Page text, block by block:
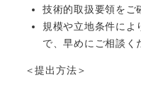
技術的取扱要領をご
規模や立地条件によ
で、早めにご相談く
＜提出方法＞